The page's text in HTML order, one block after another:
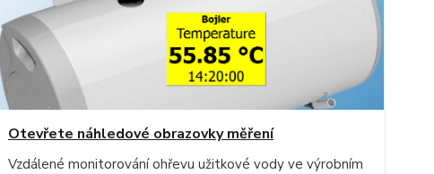
Otevřete náhledové obrazovky měření
Vzdálené monitorování ohřevu užitkové vody ve výrobním